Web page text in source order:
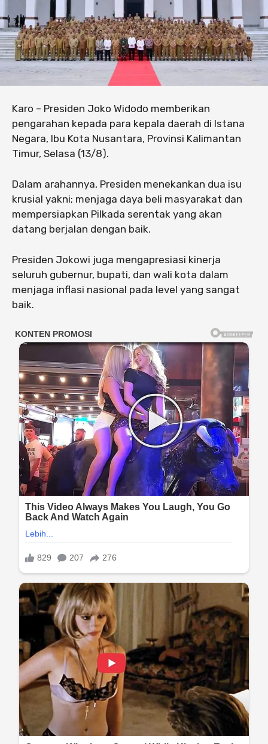
Karo – Presiden Joko Widodo memberikan
pengarahan kepada para kepala daerah di Istana
Negara, Ibu Kota Nusantara, Provinsi Kalimantan
Timur, Selasa (13/8).
Dalam arahannya, Presiden menekankan dua isu
krusial yakni; menjaga daya beli masyarakat dan
mempersiapkan Pilkada serentak yang akan
datang berjalan dengan baik.
Presiden Jokowi juga mengapresiasi kinerja
seluruh gubernur, bupati, dan wali kota dalam
menjaga inflasi nasional pada level yang sangat
baik.